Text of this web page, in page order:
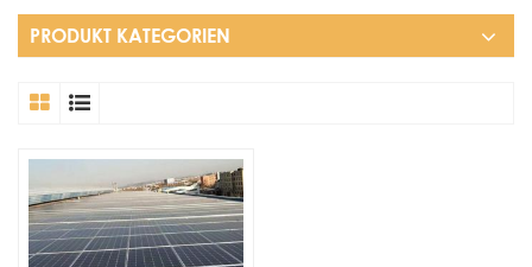
PRODUKT KATEGORIEN